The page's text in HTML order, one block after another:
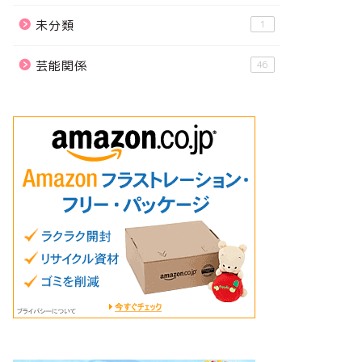
未分類 1
芸能関係 46